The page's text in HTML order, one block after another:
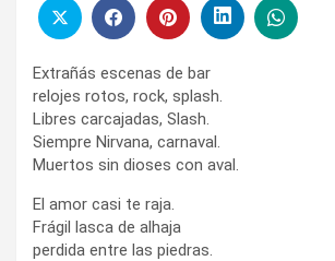
Extrañás escenas de bar
relojes rotos, rock, splash.
Libres carcajadas, Slash.
Siempre Nirvana, carnaval.
Muertos sin dioses con aval.
El amor casi te raja.
Frágil lasca de alhaja
perdida entre las piedras.